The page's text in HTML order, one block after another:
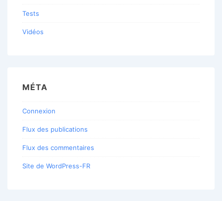
Tests
Vidéos
MÉTA
Connexion
Flux des publications
Flux des commentaires
Site de WordPress-FR